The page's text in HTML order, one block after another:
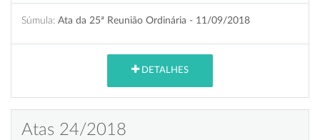
Súmula: Ata da 25ª Reunião Ordinária - 11/09/2018
DETALHES
Atas 24/2018